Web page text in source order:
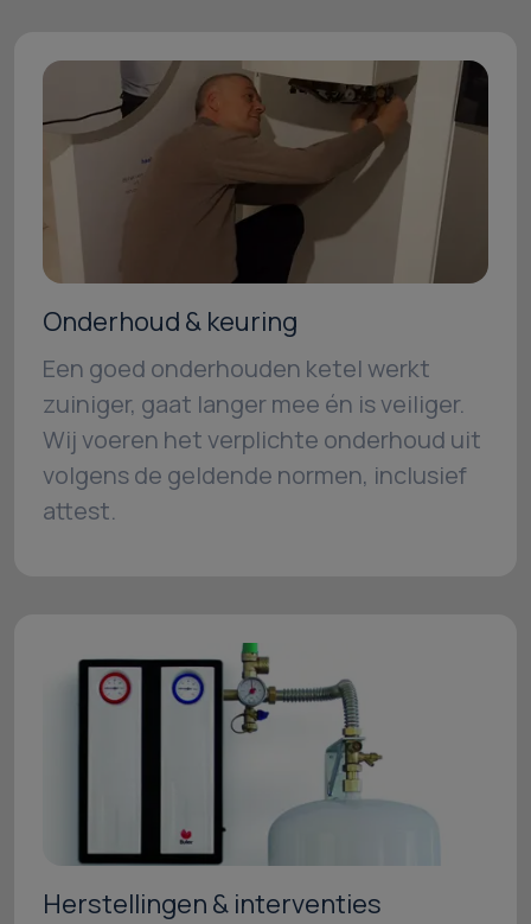
Onderhoud & keuring
Een goed onderhouden ketel werkt
zuiniger, gaat langer mee én is veiliger.
Wij voeren het verplichte onderhoud uit
volgens de geldende normen, inclusief
attest.
Herstellingen & interventies